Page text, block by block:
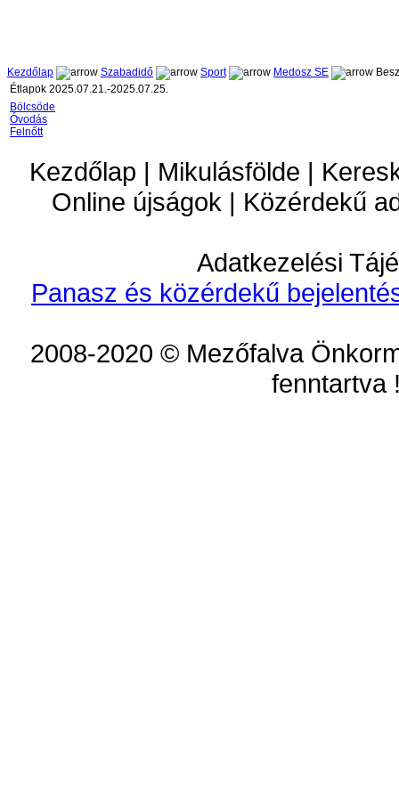
Kezdőlap Szabadidő Sport Medosz SE
Étlapok 2025.07.21.-2025.07.25.
Bölcsöde
Óvodás
Felnőtt
Kezdőlap | Mikulásfölde |
Online újságok | Közérdekű
Adatkezelési
Panasz és közérdekű
2008-2020 © Mezőfalva
fenntartva